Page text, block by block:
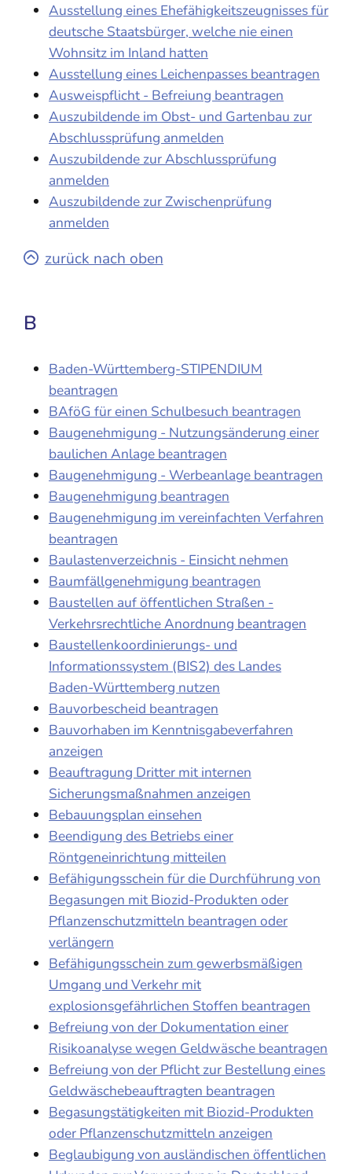
Ausstellung eines Ehefähigkeitszeugnisses für
deutsche Staatsbürger, welche nie einen
Wohnsitz im Inland hatten
Ausstellung eines Leichenpasses beantragen
Ausweispflicht - Befreiung beantragen
Auszubildende im Obst- und Gartenbau zur
Abschlussprüfung anmelden
Auszubildende zur Abschlussprüfung
anmelden
Auszubildende zur Zwischenprüfung
anmelden
zurück nach oben
B
Baden-Württemberg-STIPENDIUM
beantragen
BAföG für einen Schulbesuch beantragen
Baugenehmigung - Nutzungsänderung einer
baulichen Anlage beantragen
Baugenehmigung - Werbeanlage beantragen
Baugenehmigung beantragen
Baugenehmigung im vereinfachten Verfahren
beantragen
Baulastenverzeichnis - Einsicht nehmen
Baumfällgenehmigung beantragen
Baustellen auf öffentlichen Straßen -
Verkehrsrechtliche Anordnung beantragen
Baustellenkoordinierungs- und
Informationssystem (BIS2) des Landes
Baden-Württemberg nutzen
Bauvorbescheid beantragen
Bauvorhaben im Kenntnisgabeverfahren
anzeigen
Beauftragung Dritter mit internen
Sicherungsmaßnahmen anzeigen
Bebauungsplan einsehen
Beendigung des Betriebs einer
Röntgeneinrichtung mitteilen
Befähigungsschein für die Durchführung von
Begasungen mit Biozid-Produkten oder
Pflanzenschutzmitteln beantragen oder
verlängern
Befähigungsschein zum gewerbsmäßigen
Umgang und Verkehr mit
explosionsgefährlichen Stoffen beantragen
Befreiung von der Dokumentation einer
Risikoanalyse wegen Geldwäsche beantragen
Befreiung von der Pflicht zur Bestellung eines
Geldwäschebeauftragten beantragen
Begasungstätigkeiten mit Biozid-Produkten
oder Pflanzenschutzmitteln anzeigen
Beglaubigung von ausländischen öffentlichen